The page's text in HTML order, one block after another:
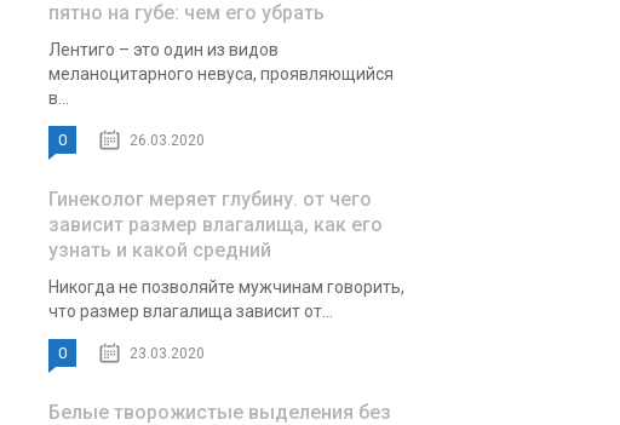
пятно на губе: чем его убрать
Лентиго – это один из видов
меланоцитарного невуса, проявляющийся
в...
0 26.03.2020
Гинеколог меряет глубину. от чего
зависит размер влагалища, как его
узнать и какой средний
Никогда не позволяйте мужчинам говорить,
что размер влагалища зависит от...
0 23.03.2020
Белые творожистые выделения без